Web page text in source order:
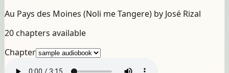
Au Pays des Moines (Noli me Tangere) by José Rizal
20 chapters available
Chapter